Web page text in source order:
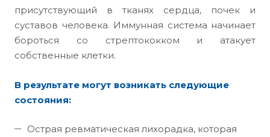
присутствующий в тканях сердца, почек и
суставов человека. Иммунная система начинает
бороться со стрептококком и атакует
собственные клетки.
В результате могут возникать следующие
состояния:
Острая ревматическая лихорадка, которая